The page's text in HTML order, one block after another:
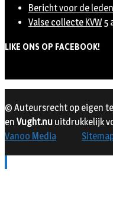
Bericht voor de
Valse collecte KVW 5
LIKE ONS OP FACEBOOK!
© Auteursrecht op eigen
en Vught.nu uitdrukkelijk
Vanoo Media